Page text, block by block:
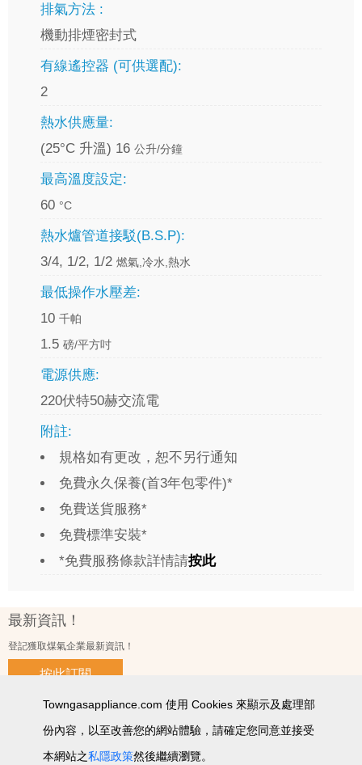
排氣方法 :
機動排煙密封式
有線遙控器 (可供選配):
2
熱水供應量:
(25°C 升溫) 16 公升/分鐘
最高溫度設定:
60 °C
熱水爐管道接駁(B.S.P):
3/4, 1/2, 1/2 燃氣,冷水,熱水
最低操作水壓差:
10 千帕
1.5 磅/平方吋
電源供應:
220伏特50赫交流電
附註:
規格如有更改，恕不另行通知
免費永久保養(首3年包零件)*
免費送貨服務*
免費標準安裝*
*免費服務條款詳情請按此
最新資訊！
登記獲取煤氣企業最新資訊！
按此訂閱
使用條款及細則 私隱政策聲明
個人資料收集聲明
Towngasappliance.com 使用 Cookies 來顯示及處理部
份內容，以至改善您的網站體驗，請確定您同意並接受
本網站之私隱政策然後繼續瀏覽。